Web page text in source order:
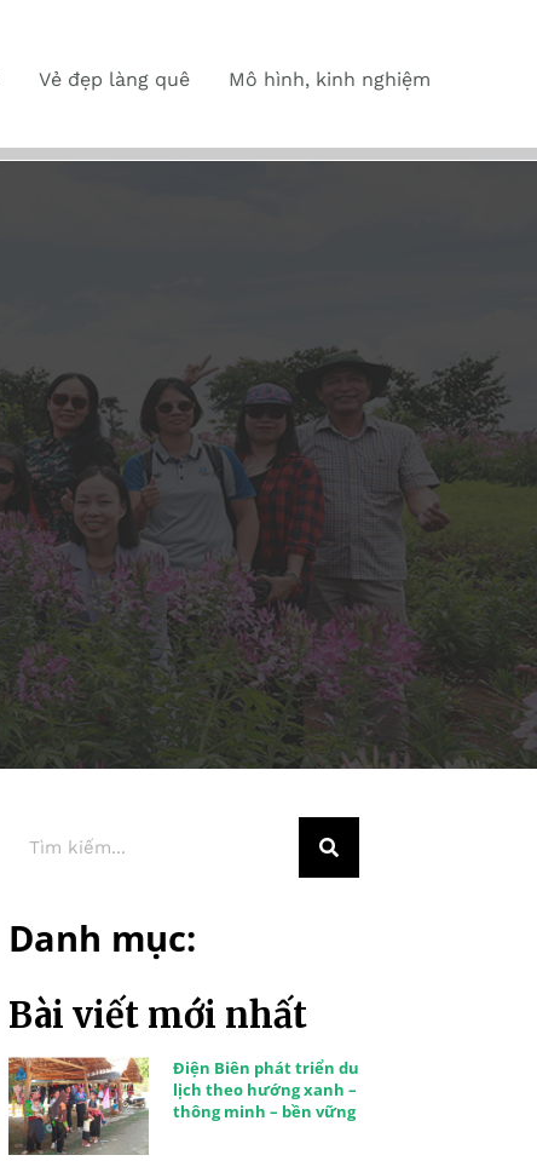
Vẻ đẹp làng quê Mô hình, kinh nghiệm
Danh mục:
Bài viết mới nhất
Điện Biên phát triển du
lịch theo hướng xanh –
thông minh – bền vững